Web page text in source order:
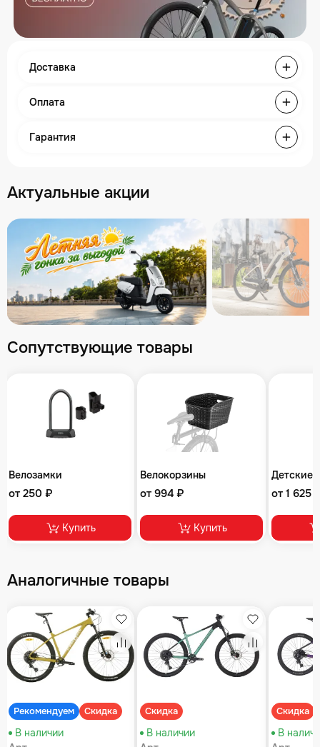
Доставка
Оплата
Гарантия
Актуальные акции
Сопутствующие товары
Велозамки
от 250 ₽
Купить
Велокорзины
от 994 ₽
Купить
Детские
от 1 625
Аналогичные товары
Рекомендуем Скидка
Избранное
Сравнение
В наличии
Скидка
Избранное
Сравнение
В наличии
Скидка
В